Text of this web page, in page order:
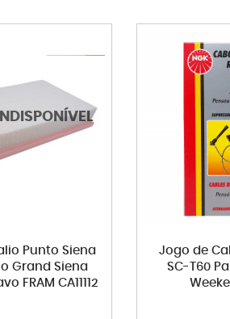
Punto Siena
Grand Siena
FRAM CA11112
Jogo de
SC-T60